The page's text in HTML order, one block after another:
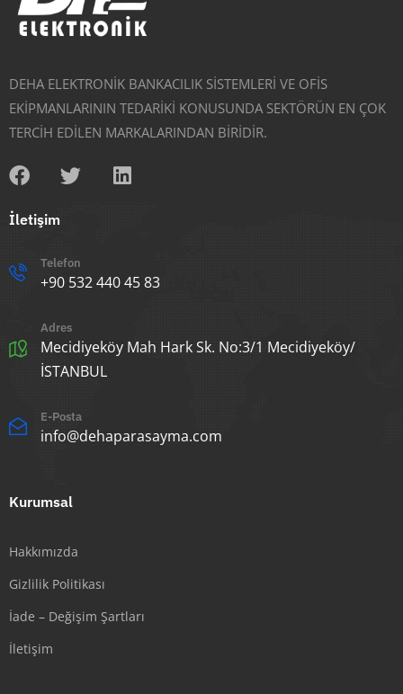
DEHA ELEKTRONİK BANKACILIK SİSTEMLERİ VE OFİS
EKİPMANLARININ TEDARİKİ KONUSUNDA SEKTÖRÜN EN ÇOK
TERCİH EDİLEN MARKALARINDAN BİRİDİR.
İletişim
Telefon
+90 532 440 45 83
Adres
Mecidiyeköy Mah Hark Sk. No:3/1 Mecidiyeköy/
İSTANBUL
E-Posta
info@dehaparasayma.com
Kurumsal
Hakkımızda
Gizlilik Politikası
İade – Değişim Şartları
İletişim